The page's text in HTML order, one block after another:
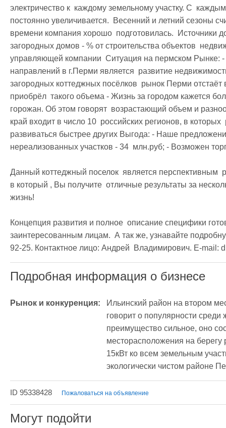
электричество к  каждому земельному участку. С
постоянно увеличивается.  Весенний и летний сезоны
времени компания хорошо  подготовилась.  Источники
загородных домов - % от строительства объектов
управляющей компании  Ситуация на пермском Рынке:
направлений в г.Перми является  развитие
загородных коттеджных посёлков  рынок Перми отстаёт
приобрёл  такого объема - Жизнь за городом кажется
горожан. Об этом говорят  возрастающий объем и
край входит в число 10  российских регионов, в
развиваться быстрее других Выгода: - Наше
нереализованных участков - 34  млн.руб; - Возможен
Данный коттеджный поселок  является перспективным
в который , Вы получите  отличные результаты за
жизнь!
Концепция развития и полное  описание специфики
заинтересованным лицам.  А так же, узнавайте
92-25. Контактное лицо: Андрей  Владимирович. E-mail:
Подробная информация о бизнесе
Рынок и конкуренция:
Ильинский район на втором
говорит о популярности
преимущество сильное, оно
месторасположения на берегу
15кВт ко всем земельным
экологически чистом районе
ID 95338428 Пожаловаться на объявление
Могут подойти